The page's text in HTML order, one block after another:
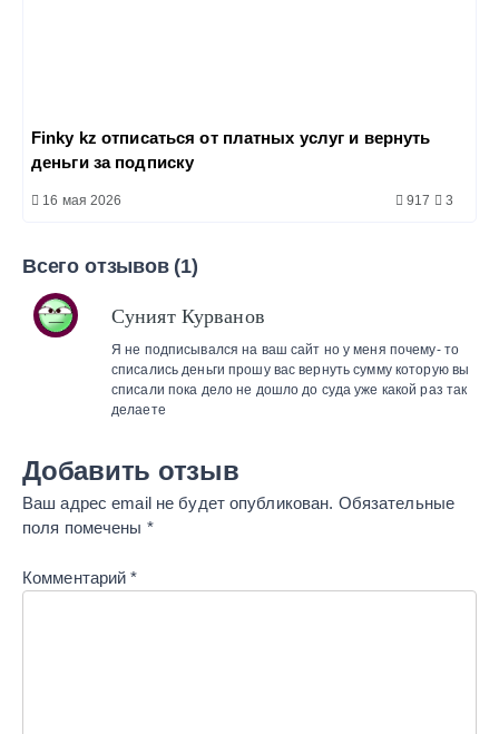
Finky kz отписаться от платных услуг и вернуть
деньги за подписку
16 мая 2026 917 3
Всего отзывов (1)
Суният Курванов
Я не подписывался на ваш сайт но у меня почему- то
списались деньги прошу вас вернуть сумму которую вы
списали пока дело не дошло до суда уже какой раз так
делаете
Добавить отзыв
Ваш адрес email не будет опубликован. Обязательные
поля помечены *
Комментарий*